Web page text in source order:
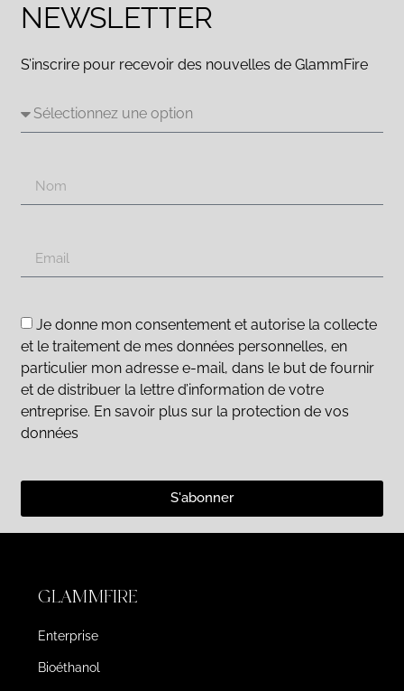
NEWSLETTER
S’inscrire pour recevoir des nouvelles de GlammFire
Je donne mon consentement et autorise la collecte
et le traitement de mes données personnelles, en
particulier mon adresse e-mail, dans le but de fournir
et de distribuer la lettre d’information de votre
entreprise. En savoir plus sur la protection de vos
données
S'abonner
GLAMMFIRE
Enterprise
Bioéthanol